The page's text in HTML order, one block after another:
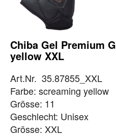
Chiba Gel Premium
yellow XXL
Art.Nr. 35.87855_XXL
Farbe: screaming yellow
Grösse: 11
Geschlecht: Unisex
Grösse: XXL